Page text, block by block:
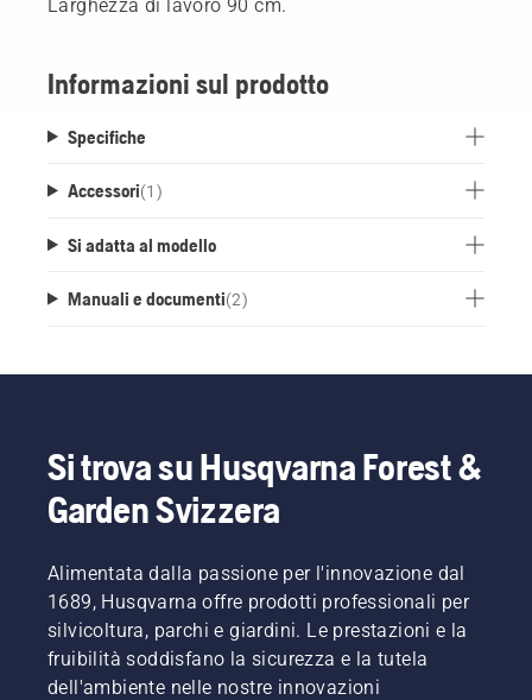
Larghezza di lavoro 90 cm.
Informazioni sul prodotto
Specifiche
Accessori(1 )
Si adatta al modello
Manuali e documenti(2)
Si trova su Husqvarna Forest &
Garden Svizzera
Alimentata dalla passione per l'innovazione dal
1689, Husqvarna offre prodotti professionali per
silvicoltura, parchi e giardini. Le prestazioni e la
fruibilità soddisfano la sicurezza e la tutela
dell'ambiente nelle nostre innovazioni